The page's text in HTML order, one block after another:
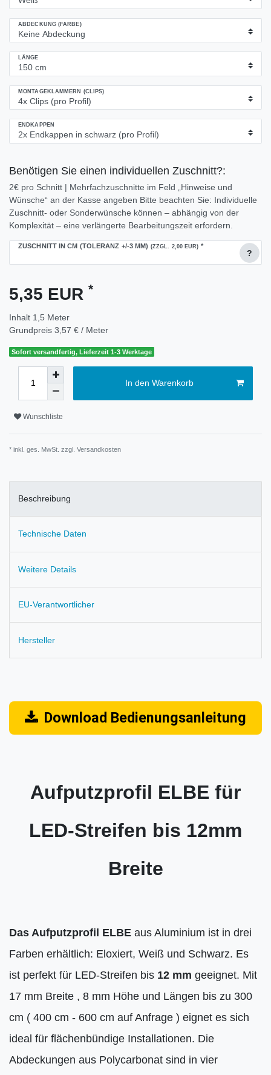
ABDECKUNG (FARBE)
LÄNGE
MONTAGEKLAMMERN (CLIPS)
ENDKAPPEN
Benötigen Sie einen individuellen Zuschnitt?:
2€ pro Schnitt | Mehrfachzuschnitte im Feld „Hinweise und
Wünsche“ an der Kasse angeben Bitte beachten Sie: Individuelle
Zuschnitt- oder Sonderwünsche können – abhängig von der
Komplexität – eine verlängerte Bearbeitungszeit erfordern.
ZUSCHNITT IN CM (TOLERANZ +/-3 MM) (ZZGL. 2,00 EUR) *
?
5,35 EUR *
Inhalt 1,5 Meter
Grundpreis 3,57 € / Meter
Sofort versandfertig, Lieferzeit 1-3 Werktage
In den Warenkorb
Wunschliste
* inkl. ges. MwSt. zzgl. Versandkosten
Beschreibung
Technische Daten
Weitere Details
EU-Verantwortlicher
Hersteller
Download Bedienungsanleitung
Aufputzprofil ELBE für
LED-Streifen bis 12mm
Breite
Das Aufputzprofil ELBE aus Aluminium ist in drei
Farben erhältlich: Eloxiert, Weiß und Schwarz. Es
ist perfekt für LED-Streifen bis 12 mm geeignet. Mit
17 mm Breite , 8 mm Höhe und Längen bis zu 300
cm ( 400 cm - 600 cm auf Anfrage ) eignet es sich
ideal für flächenbündige Installationen. Die
Abdeckungen aus Polycarbonat sind in vier